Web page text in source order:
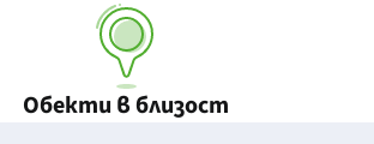
Обекти в близост